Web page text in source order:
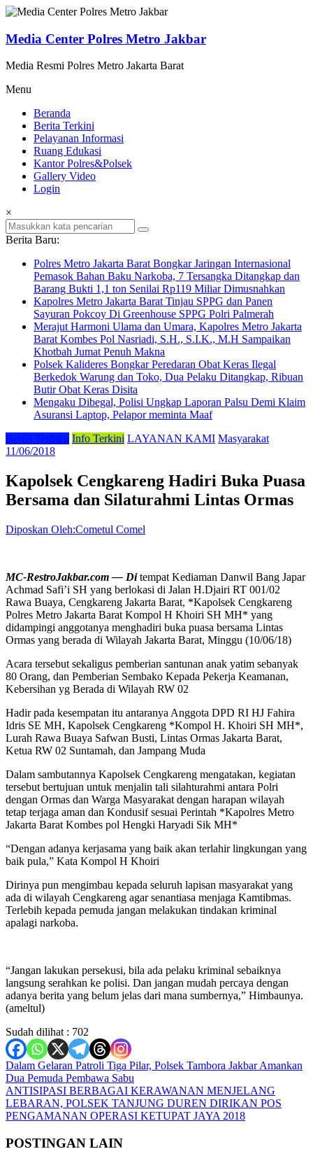
Lompat
konten
Media Center Polres Metro Jakbar
Media Resmi Polres Metro Jakarta Barat
Menu
Beranda
Berita Terkini
Pelayanan Informasi
Ruang Edukasi
Kantor Polres&Polsek
Gallery Video
Login
×
Berita Baru:
Polres Metro Jakarta Barat Bongkar Jaringan Internasional
Pemasok Bahan Baku Narkoba, 7 Tersangka Ditangkap dan
Barang Bukti 1,1 ton Senilai Rp119 Miliar Dimusnahkan
Kapolres Metro Jakarta Barat Tinjau SPPG dan Panen
Sayuran Pokcoy Di Greenhouse SPPG Polri Palmerah
Merajut Harmoni Ulama dan Umara, Kapolres Metro Jakarta
Barat Kombes Pol Nasriadi, S.H., S.I.K., M.H Sampaikan
Khotbah Jumat Penuh Makna
Polsek Kalideres Bongkar Peredaran Obat Keras Ilegal
Berkedok Warung dan Toko, Dua Pelaku Ditangkap, Ribuan
Butir Obat Keras Disita
Mengaku Dibegal, Polisi Ungkap Laporan Palsu Demi Klaim
Asuransi Laptop, Pelapor meminta Maaf
Berita Terbaru Info Terkini LAYANAN KAMI Masyarakat
11/06/2018
Kapolsek Cengkareng Hadiri Buka Puasa
Bersama dan Silaturahmi Lintas Ormas
Diposkan Oleh:Cometul Comel
MC-RestroJakbar.com — Ditempat Kediaman Danwil Bang Japar
Achmad Safi’i SH yang berlokasi di Jalan H.Djairi RT 001/02
Rawa Buaya, Cengkareng Jakarta Barat, *Kapolsek Cengkareng
Polres Metro Jakarta Barat Kompol H Khoiri SH MH* yang
didampingi anggotanya menghadiri buka puasa bersama Lintas
Ormas yang berada di Wilayah Jakarta Barat, Minggu (10/06/18)
Acara tersebut sekaligus pemberian santunan anak yatim sebanyak
80 Orang, dan Pemberian Sembako Kepada Pekerja Keamanan,
Kebersihan yg Berada di Wilayah RW 02
Hadir pada kesempatan itu antaranya Anggota DPD RI HJ Fahira
Idris SE MH, Kapolsek Cengkareng *Kompol H. Khoiri SH MH*,
Lurah Rawa Buaya Safwan Busti, Lintas Ormas Jakarta Barat,
Ketua RW 02 Suntamah, dan Jampang Muda
Dalam sambutannya Kapolsek Cengkareng mengatakan, kegiatan
tersebut bertujuan untuk menjalin tali silahturahmi antara Polri
dengan Ormas dan Warga Masyarakat dengan harapan wilayah
tetap terjaga aman dan Kondusif sesuai Perintah *Kapolres Metro
Jakarta Barat Kombes pol Hengki Haryadi Sik MH*
“Dengan adanya kerjasama yang baik akan terlahir lingkungan yang
baik pula,” Kata Kompol H Khoiri
Dirinya pun mengimbau kepada seluruh lapisan masyarakat yang
ada di wilayah Cengkareng agar senantiasa menjaga Kamtibmas.
Terlebih kepada pemuda jangan melakukan tindakan kriminal
apalagi narkoba.
“Jangan lakukan persekusi, bila ada pelaku kriminal sebaiknya
langsung serahkan ke polisi. Dan jangan mudah percaya dengan
adanya berita yang belum jelas dari mana sumbernya,” Himbaunya.
(ameltul)
Sudah dilihat : 702
Navigasi
pos
Dalam Gelaran Patroli Tiga Pilar, Polsek Tambora Jakbar Amankan
Dua Pemuda Pembawa Sabu
ANTISIPASI BERBAGAI KERAWANAN MENJELANG
LEBARAN, POLSEK TANJUNG DUREN DIRIKAN POS
PENGAMANAN OPERASI KETUPAT JAYA 2018
POSTINGAN LAIN